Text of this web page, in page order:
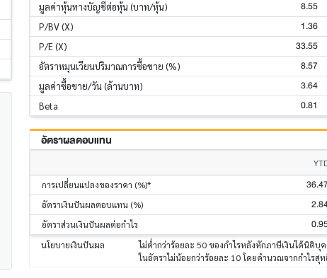
มูลค่าหุ้นทางบัญชีต่อหุ้น (บาท/หุ้น) 8.55
P/BV (X) 1.36
P/E (X) 33.55
อัตราหมุนเวียนปริมาณการซื้อขาย (%) 8.57
มูลค่าซื้อขาย/วัน (ล้านบาท) 3.64
Beta 0.81
อัตราผลตอบแทน
การเปลี่ยนแปลงของราคา (%)*
อัตราเงินปันผลตอบแทน (%)
อัตราส่วนเงินปันผลต่อกำไร
นโยบายเงินปันผล
ไม่ต่ำกว่าร้อยละ 50 ของกำไรหลังหักภาษีเงินได้นิติ
ในอัตราไม่น้อยกว่าร้อยละ 10 โดยคำนวณจากกำไรสุ